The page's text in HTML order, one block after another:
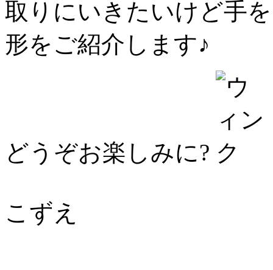
取りにいきたいけど手
形をご紹介します♪
どうぞお楽しみに?
こずえ